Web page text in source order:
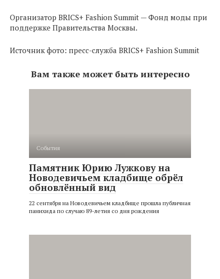
Организатор BRICS+ Fashion Summit — Фонд моды при
поддержке Правительства Москвы.
Источник фото: пресс-служба BRICS+ Fashion Summit
Вам также может быть интересно
События
Памятник Юрию Лужкову на
Новодевичьем кладбище обрёл
обновлённый вид
22 сентября на Новодевичьем кладбище прошла публичная
панихида по случаю 89-летия со дня рождения